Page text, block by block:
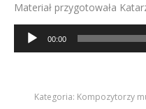
Materiał przygotowała
Odtwarzacz
plików
00:00
Kategoria: Kompozytorzy